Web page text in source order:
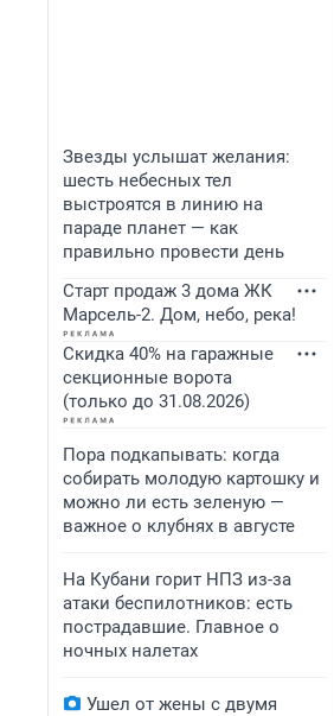
Звезды услышат желания:
шесть небесных тел
выстроятся в линию на
параде планет — как
правильно провести день
Старт продаж 3 дома ЖК
Марсель-2. Дом, небо, река!
Скидка 40% на гаражные
секционные ворота
(только до 31.08.2026)
Пора подкапывать: когда
собирать молодую картошку и
можно ли есть зеленую —
важное о клубнях в августе
На Кубани горит НПЗ из-за
атаки беспилотников: есть
пострадавшие. Главное о
ночных налетах
Ушел от жены с двумя